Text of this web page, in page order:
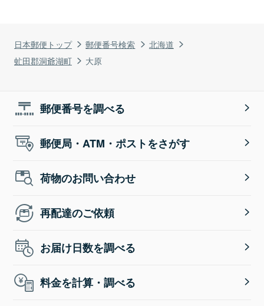
日本郵便トップ 郵便番号検索
北海道
虻田郡洞爺湖町
大原
郵便番号を調べる
郵便局・ATM・ポストをさがす
荷物のお問い合わせ
再配達のご依頼
お届け日数を調べる
料金を計算・調べる